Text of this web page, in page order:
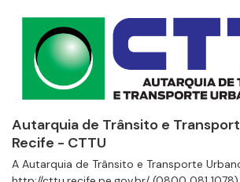
Autarquia de Trânsito e
Recife - CTTU
A Autarquia de Trânsito e Transporte